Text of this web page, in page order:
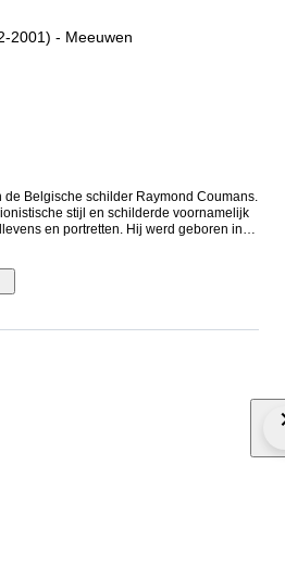
2001) - Meeuwen
de Belgische schilder Raymond Coumans.
stijl en schilderde voornamelijk
en portretten. Hij werd geboren in
zijn 85e jubileumjaar viert. Verder
u hiervan gebruiken willen maken dan